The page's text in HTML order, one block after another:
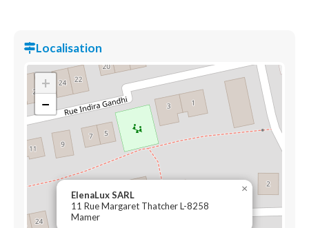
Localisation
ElenaLux SARL
11 Rue Margaret Thatcher L-8258
Mamer
×
+
−